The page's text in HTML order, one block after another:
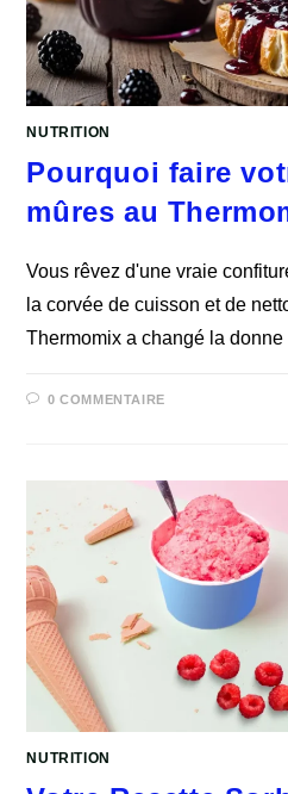
NUTRITION
Pourquoi faire
mûres au
Vous rêvez d'une vraie
la corvée de cuisson et de
Thermomix a changé la
0 COMMENTAIRE
NUTRITION